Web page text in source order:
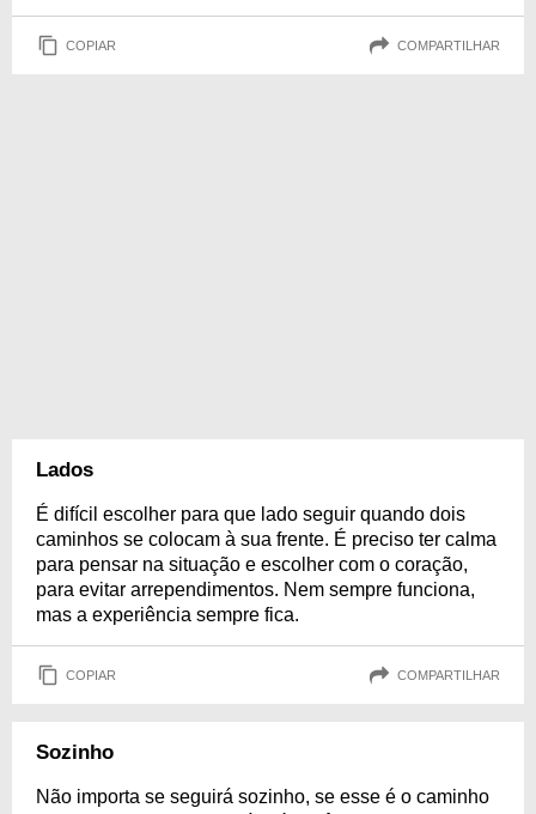
COPIAR COMPARTILHAR
Lados
É difícil escolher para que lado seguir quando dois
caminhos se colocam à sua frente. É preciso ter calma
para pensar na situação e escolher com o coração,
para evitar arrependimentos. Nem sempre funciona,
mas a experiência sempre fica.
COPIAR COMPARTILHAR
Sozinho
Não importa se seguirá sozinho, se esse é o caminho